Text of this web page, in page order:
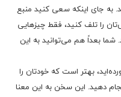
به جای اینکه سعی کنید منبع
را تلف کنید، فقط چیزهایی
بعداً هم می‌توانید به این
بهتر است که خودتان را
دهید. این سخن به این معنا